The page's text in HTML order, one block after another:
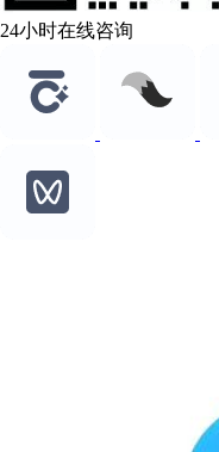
24小时在线咨询